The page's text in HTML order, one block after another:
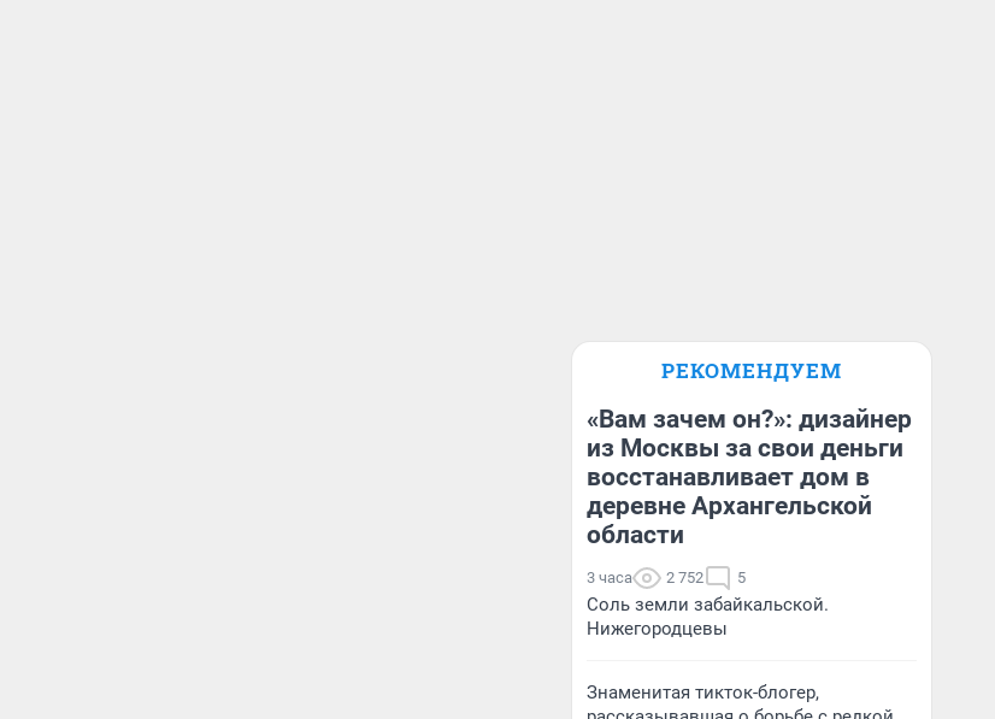
РЕКОМЕНДУЕМ
«Вам зачем он?»: дизайнер
из Москвы за свои деньги
восстанавливает дом в
деревне Архангельской
области
3 часа 2 752 5
Соль земли забайкальской.
Нижегородцевы
Знаменитая тикток-блогер,